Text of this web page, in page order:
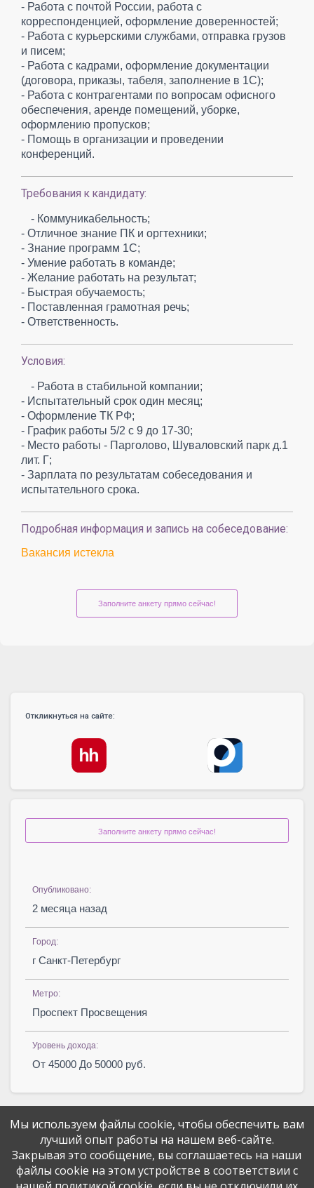
- Работа с почтой России, работа с
корреспонденцией, оформление доверенностей;
- Работа с курьерскими службами, отправка грузов
и писем;
- Работа с кадрами, оформление документации
(договора, приказы, табеля, заполнение в 1С);
- Работа с контрагентами по вопросам офисного
обеспечения, аренде помещений, уборке,
оформлению пропусков;
- Помощь в организации и проведении
конференций.
Требования к кандидату:
- Коммуникабельность;
- Отличное знание ПК и оргтехники;
- Знание программ 1С;
- Умение работать в команде;
- Желание работать на результат;
- Быстрая обучаемость;
- Поставленная грамотная речь;
- Ответственность.
Условия:
- Работа в стабильной компании;
- Испытательный срок один месяц;
- Оформление ТК РФ;
- График работы 5/2 с 9 до 17-30;
- Место работы - Парголово, Шуваловский парк д.1
лит. Г;
- Зарплата по результатам собеседования и
испытательного срока.
Подробная информация и запись на собеседование:
Вакансия истекла
Заполните анкету прямо сейчас!
Откликнуться на сайте:
Заполните анкету прямо сейчас!
Опубликовано:
2 месяца назад
Город:
г Санкт-Петербург
Метро:
Проспект Просвещения
Уровень дохода:
От 45000 До 50000 руб.
Поделитесь вакансией с друзьями
Мы используем файлы cookie, чтобы обеспечить вам
лучший опыт работы на нашем веб-сайте.
Закрывая это сообщение, вы соглашаетесь на наши
файлы cookie на этом устройстве в соответствии с